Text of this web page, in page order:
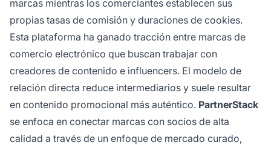
marcas mientras los comerciantes establecen sus
propias tasas de comisión y duraciones de cookies.
Esta plataforma ha ganado tracción entre marcas de
comercio electrónico que buscan trabajar con
creadores de contenido e influencers. El modelo de
relación directa reduce intermediarios y suele resultar
en contenido promocional más auténtico. PartnerStack
se enfoca en conectar marcas con socios de alta
calidad a través de un enfoque de mercado curado,